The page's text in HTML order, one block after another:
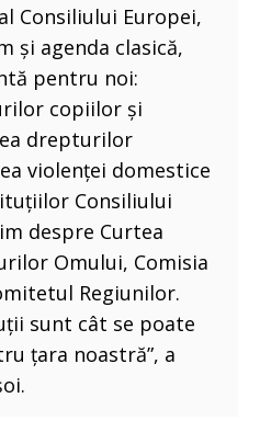
Consiliului Europei,
și agenda clasică,
pentru noi:
copiilor și
drepturilor
violenței domestice
Consiliului
despre Curtea
Omului, Comisia
Regiunilor.
sunt cât se poate
țara noastră”, a